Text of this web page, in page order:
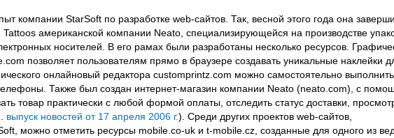
компании StarSoft по разработке web-сайтов. Так, весной этого года она
американской компании Neato, специализирующейся на производстве
носителей. В его рамах были разработаны несколько ресурсов.
позволяет пользователям прямо в браузере создавать уникальные наклейки
онлайновый редактора customprintz.com можно самостоятельно выполнить
Также был создан интернет-магазин компании Neato (neato.com), с
товар практически с любой формой оплаты, отследить статус доставки,
выпуск новостей от 17 апреля 2006 г.). Среди других проектов web-сайтов,
можно отметить ресурсы mobile.co-uk и t-mobile.cz, созданные для одного из